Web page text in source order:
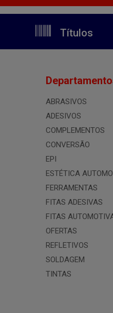
Títulos
ABRASIVOS
ADESIVOS
COMPLEMENTOS
CONVERSÃO
EPI
ESTÉTICA
FERRAMENTAS
FITAS ADESIVAS
FITAS
OFERTAS
REFLETIVOS
SOLDAGEM
TINTAS